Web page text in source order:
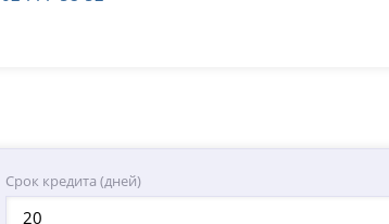
Срок кредита (дней)